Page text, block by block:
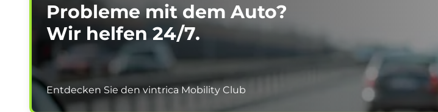
Probleme mit dem Auto?
Wir helfen 24/7.
Entdecken Sie den vintrica Mobility Club